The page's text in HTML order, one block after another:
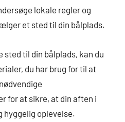
lokale regler og
et sted til din bålplads.
sted til din bålplads, kan du
du har brug for til at
for at sikre, at din aften i
hyggelig oplevelse.